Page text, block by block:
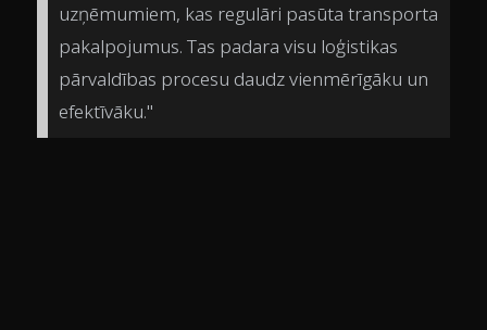
uzņēmumiem, kas regulāri pasūta transporta
pakalpojumus. Tas padara visu loģistikas
pārvaldības procesu daudz vienmērīgāku un
efektīvāku."